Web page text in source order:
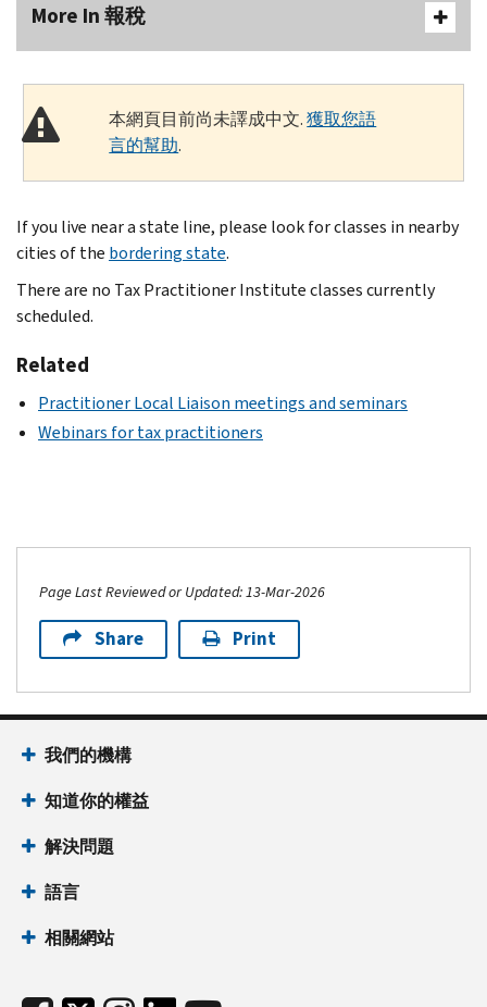
More In 報稅
本網頁目前尚未譯成中文.獲取您語
言的幫助.
If you live near a state line, please look for classes in nearby
cities of the bordering state.
There are no Tax Practitioner Institute classes currently
scheduled.
Related
Practitioner Local Liaison meetings and seminars
Webinars for tax practitioners
Page Last Reviewed or Updated: 13-Mar-2026
Share Print
我們的機構
知道你的權益
解決問題
語言
相關網站